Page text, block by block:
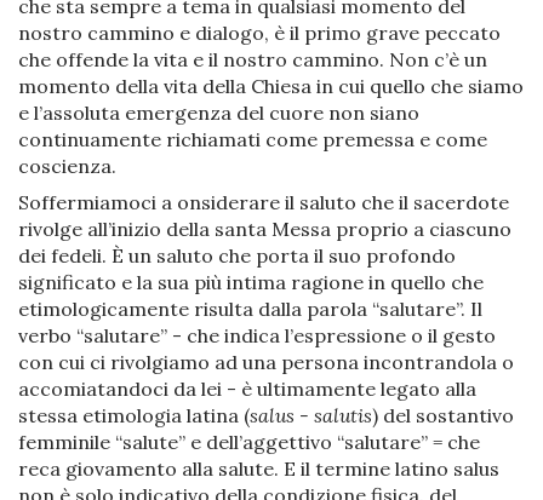
che sta sempre a tema in qualsiasi momento del
nostro cammino e dialogo, è il primo grave peccato
che offende la vita e il nostro cammino. Non c’è un
momento della vita della Chiesa in cui quello che siamo
e l’assoluta emergenza del cuore non siano
continuamente richiamati come premessa e come
coscienza.
Soffermiamoci a onsiderare il saluto che il sacerdote
rivolge all’inizio della santa Messa proprio a ciascuno
dei fedeli. È un saluto che porta il suo profondo
significato e la sua più intima ragione in quello che
etimologicamente risulta dalla parola “salutare”. Il
verbo “salutare” - che indica l’espressione o il gesto
con cui ci rivolgiamo ad una persona incontrandola o
accomiatandoci da lei - è ultimamente legato alla
stessa etimologia latina (salus - salutis) del sostantivo
femminile “salute” e dell’aggettivo “salutare” = che
reca giovamento alla salute. E il termine latino salus
non è solo indicativo della condizione fisica, del